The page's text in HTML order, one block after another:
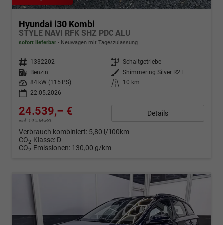
Hyundai i30 Kombi
STYLE NAVI RFK SHZ PDC ALU
sofort lieferbar Neuwagen mit Tageszulassung
Fahrzeugnr. 1332202 Getriebe Schaltgetriebe
Kraftstoff
Benzin Außenfarbe Shimmering Silver R2T
Leistung
84 kW (115 PS) Kilometerstand
10 km
22.05.2026
24.539,– €
incl. 19% MwSt.
Details
Verbrauch kombiniert: 5,80 l/100km
CO2-Klasse: D
CO2-Emissionen: 130,00 g/km